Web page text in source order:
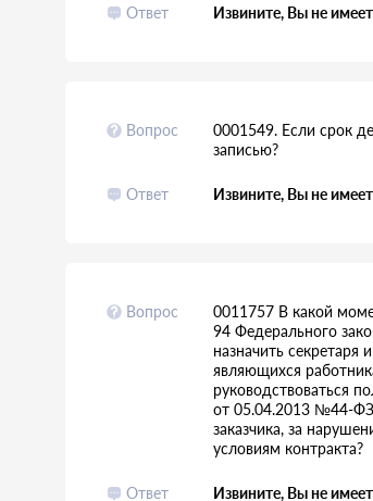
Ответ Извините, Вы не
Вопрос
0001549. Если срок
записью?
Ответ Извините, Вы не
Вопрос
0011757 В какой
94 Федерального
назначить секретаря
являющихся
руководствоваться
от 05.04.2013 №44-
заказчика, за
условиям контракта?
Ответ Извините, Вы не